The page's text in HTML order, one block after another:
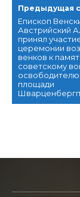
Предыдущая
Епископ
Австрийский
принял
церемонии
венков к
советскому
освободителю
площади